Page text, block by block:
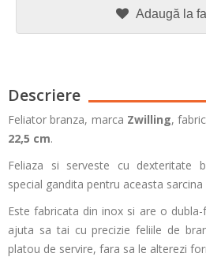
Adaugă la
Descriere
Feliator branza, marca Zwilling,
22,5 cm.
Feliaza si serveste cu dexteritate
special gandita pentru aceasta sarcina
Este fabricata din inox si are o
ajuta sa tai cu precizie feliile de
platou de servire, fara sa le alterezi